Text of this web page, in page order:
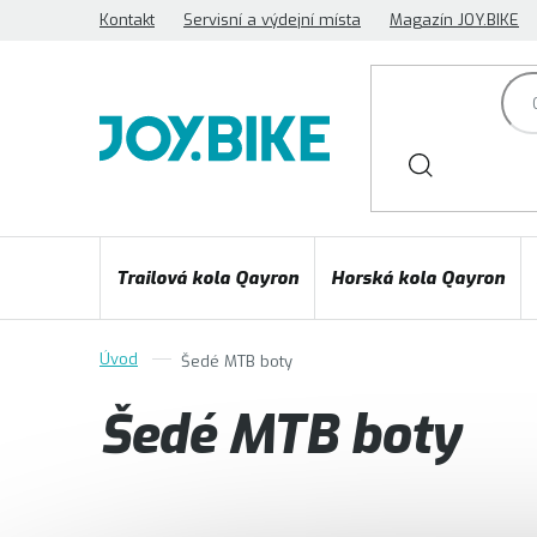
Kontakt Servisní a výdejní místa Magazín JOY.BIKE
Trailová kola Qayron Horská kola Qayron
Šedé MTB boty
Šedé MTB boty